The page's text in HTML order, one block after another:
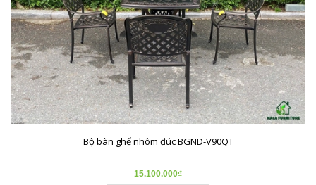
Bộ bàn ghế nhôm đúc BGND-V90QT
15.100.000₫